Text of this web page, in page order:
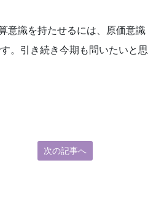
意識を持たせるには、原価意識
。引き続き今期も問いたいと思
次の記事へ